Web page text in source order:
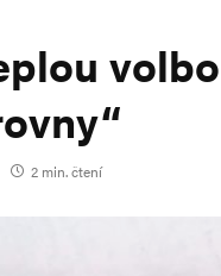
2 min. čtení